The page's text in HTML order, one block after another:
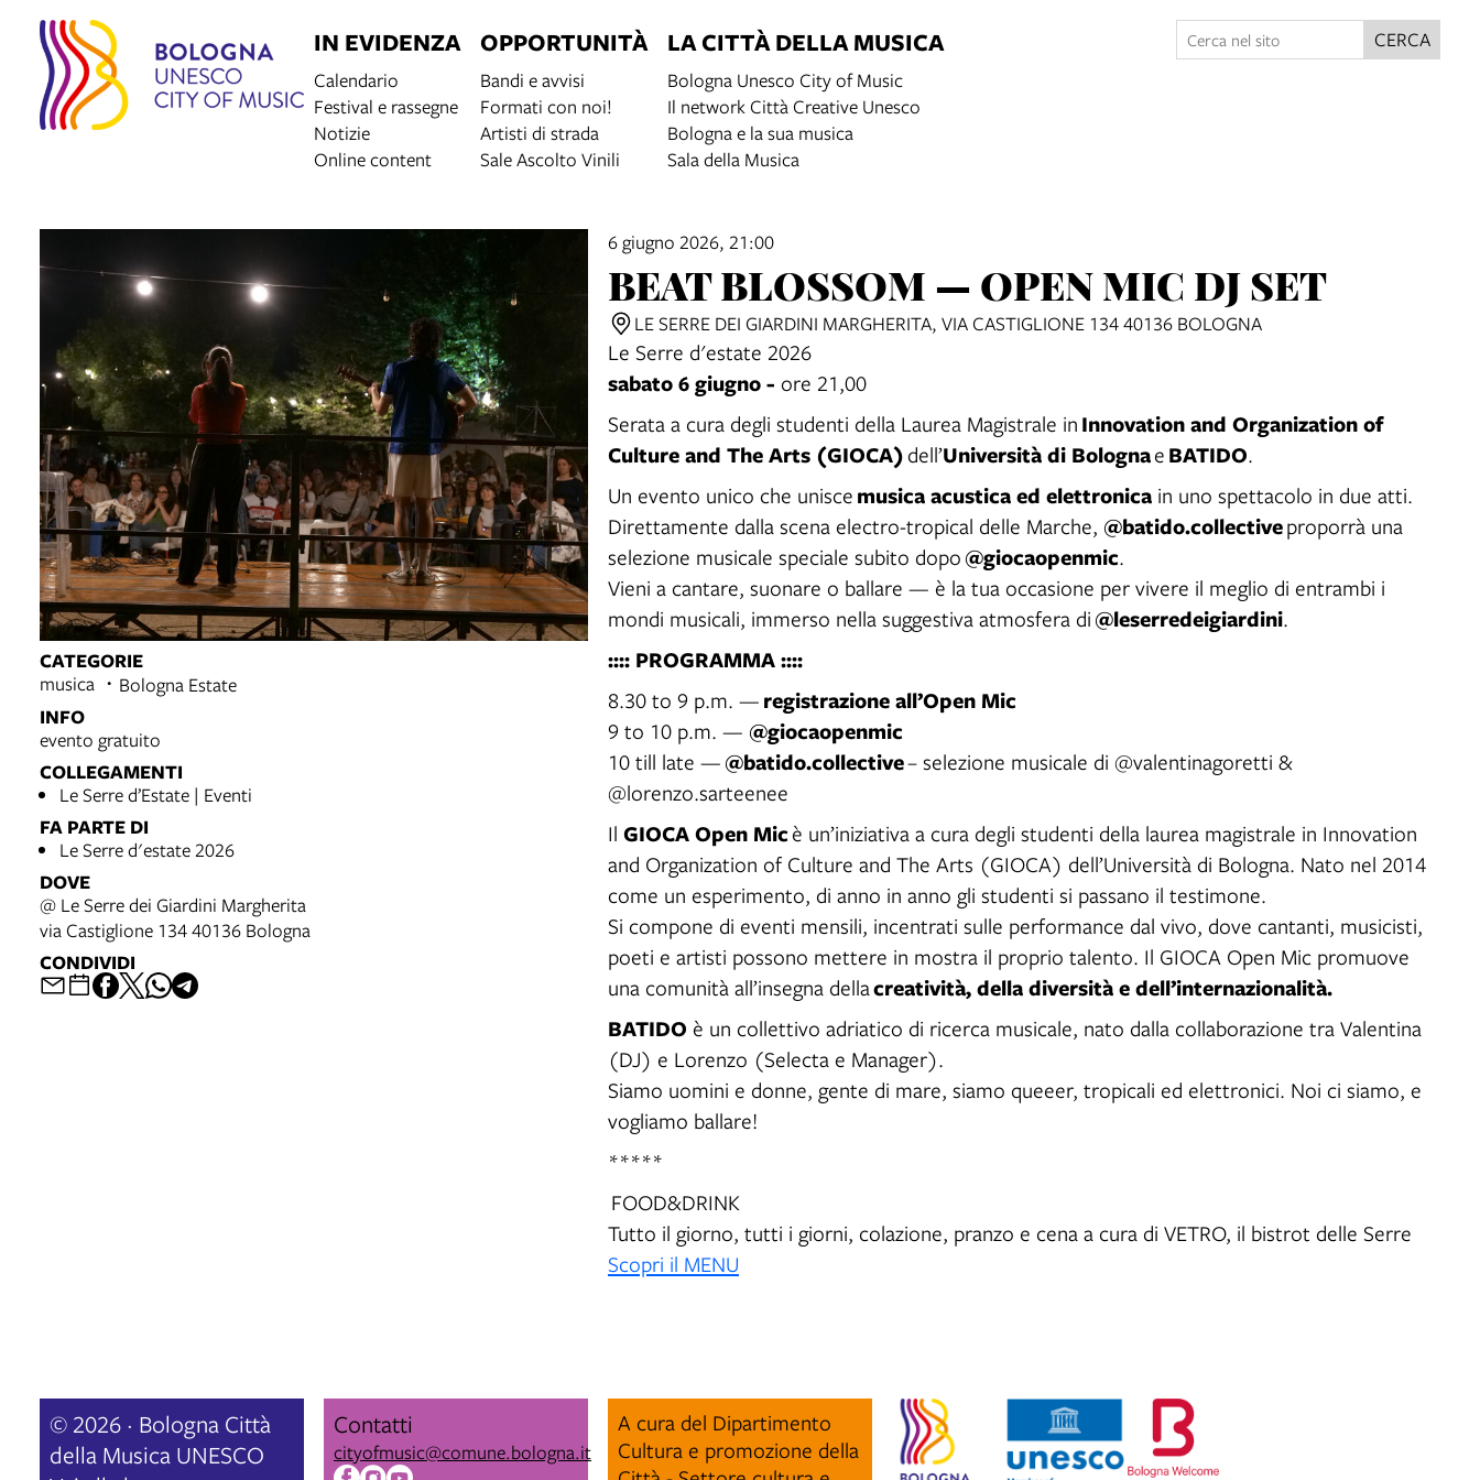
IN EVIDENZA
Calendario
Festival e rassegne
Notizie
Online content
OPPORTUNITÀ
Bandi e avvisi
Formati con noi!
Artisti di strada
Sale Ascolto Vinili
LA CITTÀ DELLA MUSICA
Bologna Unesco City of Music
Il network Città Creative Unesco
Bologna e la sua musica
Sala della Musica
CERCA
CATEGORIE
musica
Bologna Estate
INFO
evento gratuito
COLLEGAMENTI
Le Serre d’Estate | Eventi
FA PARTE DI
Le Serre d'estate 2026
DOVE
@ Le Serre dei Giardini Margherita
via Castiglione 134 40136 Bologna
CONDIVIDI
6 giugno 2026, 21:00
BEAT BLOSSOM — OPEN MIC DJ SET
LE SERRE DEI GIARDINI MARGHERITA, VIA CASTIGLIONE 134 40136 BOLOGNA
Le Serre d'estate 2026
sabato 6 giugno - ore 21,00
Serata a cura degli studenti della Laurea Magistrale in Innovation and Organization of
Culture and The Arts (GIOCA)dell’Università di Bolognae BATIDO.
Un evento unico che unisce musica acustica ed elettronica in uno spettacolo in due atti.
Direttamente dalla scena electro-tropical delle Marche, @batido.collectiveproporrà una
selezione musicale speciale subito dopo @giocaopenmic.
Vieni a cantare, suonare o ballare — è la tua occasione per vivere il meglio di entrambi i
mondi musicali, immerso nella suggestiva atmosfera di @leserredeigiardini.
:::: PROGRAMMA ::::
8.30 to 9 p.m. — registrazione all’Open Mic
9 to 10 p.m. — @giocaopenmic
10 till late — @batido.collective– selezione musicale di @valentinagoretti &
@lorenzo.sarteenee
Il GIOCA Open Micè un’iniziativa a cura degli studenti della laurea magistrale in Innovation
and Organization of Culture and The Arts (GIOCA) dell’Università di Bologna. Nato nel 2014
come un esperimento, di anno in anno gli studenti si passano il testimone.
Si compone di eventi mensili, incentrati sulle performance dal vivo, dove cantanti, musicisti,
poeti e artisti possono mettere in mostra il proprio talento. Il GIOCA Open Mic promuove
una comunità all’insegna dellacreatività, della diversità e dell’internazionalità.
BATIDO è un collettivo adriatico di ricerca musicale, nato dalla collaborazione tra Valentina
(DJ) e Lorenzo (Selecta e Manager).
Siamo uomini e donne, gente di mare, siamo queeer, tropicali ed elettronici. Noi ci siamo, e
vogliamo ballare!
*****
FOOD&DRINK
Tutto il giorno, tutti i giorni, colazione, pranzo e cena a cura di VETRO, il bistrot delle Serre
Scopri il MENU
© 2026 · Bologna Città
della Musica UNESCO
Contatti
cityofmusic@comune.bologna.it
A cura del Dipartimento
Cultura e promozione della